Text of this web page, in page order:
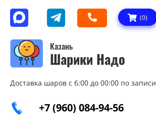
(0)
Казань
Шарики Надо
Доставка шаров с 6:00 до 00:00 по записи
+7 (960) 084-94-56